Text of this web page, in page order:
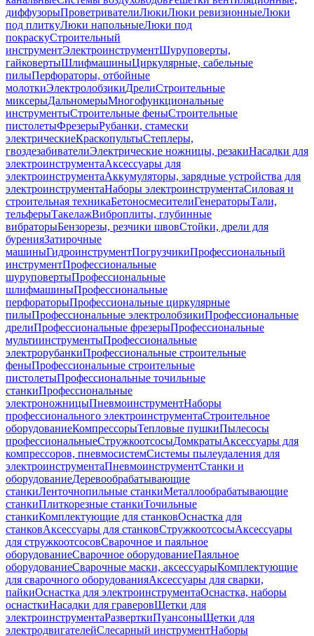
диффузорыПроветривателиЛюкиЛюки ревизионныеЛюки
под плиткуЛюки напольныеЛюки под
покраскуСтроительный
инструментЭлектроинструментШуруповерты,
гайковертыШлифмашиныЦиркулярные, сабельные
пилыПерфораторы, отбойные
молоткиЭлектролобзикиДрелиСтроительные
миксерыДальномерыМногофункциональные
инструментыСтроительные феныСтроительные
пистолетыФрезерыРубанки, стамески
электрическиеКраскопультыСтеплеры,
гвоздезабивателиЭлектрические ножницы, резакиНасадки для
электроинструментаАксессуары для
электроинструментаАккумуляторы, зарядные устройства для
электроинструментаНаборы электроинструментаСиловая и
строительная техникаБетоносмесителиГенераторыТали,
тельферыТакелажВиброплиты, глубинные
вибраторыБензорезы, резчики швовСтойки, дрели для
буренияЗатирочные
машиныГидроинструментПогрузчикиПрофессиональный
инструментПрофессиональные
шуруповертыПрофессиональные
шлифмашиныПрофессиональные
перфораторыПрофессиональные циркулярные
пилыПрофессиональные электролобзикиПрофессиональные
дрелиПрофессиональные фрезерыПрофессиональные
мультиинструментыПрофессиональные
электрорубанкиПрофессиональные строительные
феныПрофессиональные строительные
пистолетыПрофессиональные точильные
станкиПрофессиональные
электроножницыПневмоинструментНаборы
профессионального электроинструментаСтроительное
оборудованиеКомпрессорыТепловые пушкиПылесосы
профессиональныеСтружкоотсосыДомкратыАксессуары для
компрессоров, пневмосистемСистемы пылеудаления для
электроинструментаПневмоинструментСтанки и
оборудованиеДеревообрабатывающие
станкиЛенточнопильные станкиМеталлообрабатывающие
станкиПлиткорезные станкиТочильные
станкиКомплектующие для станковОснастка для
станковАксессуары для станковСтружкоотсосыАксессуары
для стружкоотсосовСварочное и паяльное
оборудованиеСварочное оборудованиеПаяльное
оборудованиеСварочные маски, аксессуарыКомплектующие
для сварочного оборудованияАксессуары для сварки,
пайкиОснастка для электроинструментаОснастка, наборы
оснасткиНасадки для граверовЩетки для
электроинструментаРазверткиПуансоныЩетки для
электродвигателейСлесарный инструментНаборы